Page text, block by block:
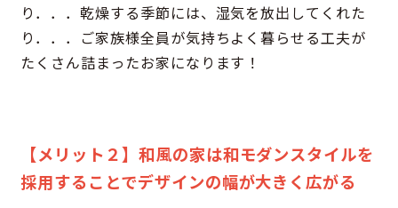
り．．．乾燥する季節には、湿気を放出してくれた
り．．．ご家族様全員が気持ちよく暮らせる工夫が
たくさん詰まったお家になります！
【メリット２】和風の家は和モダンスタイルを
採用することでデザインの幅が大きく広がる